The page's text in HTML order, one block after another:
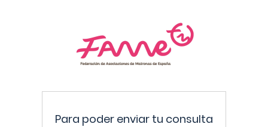
Para poder enviar tu consulta